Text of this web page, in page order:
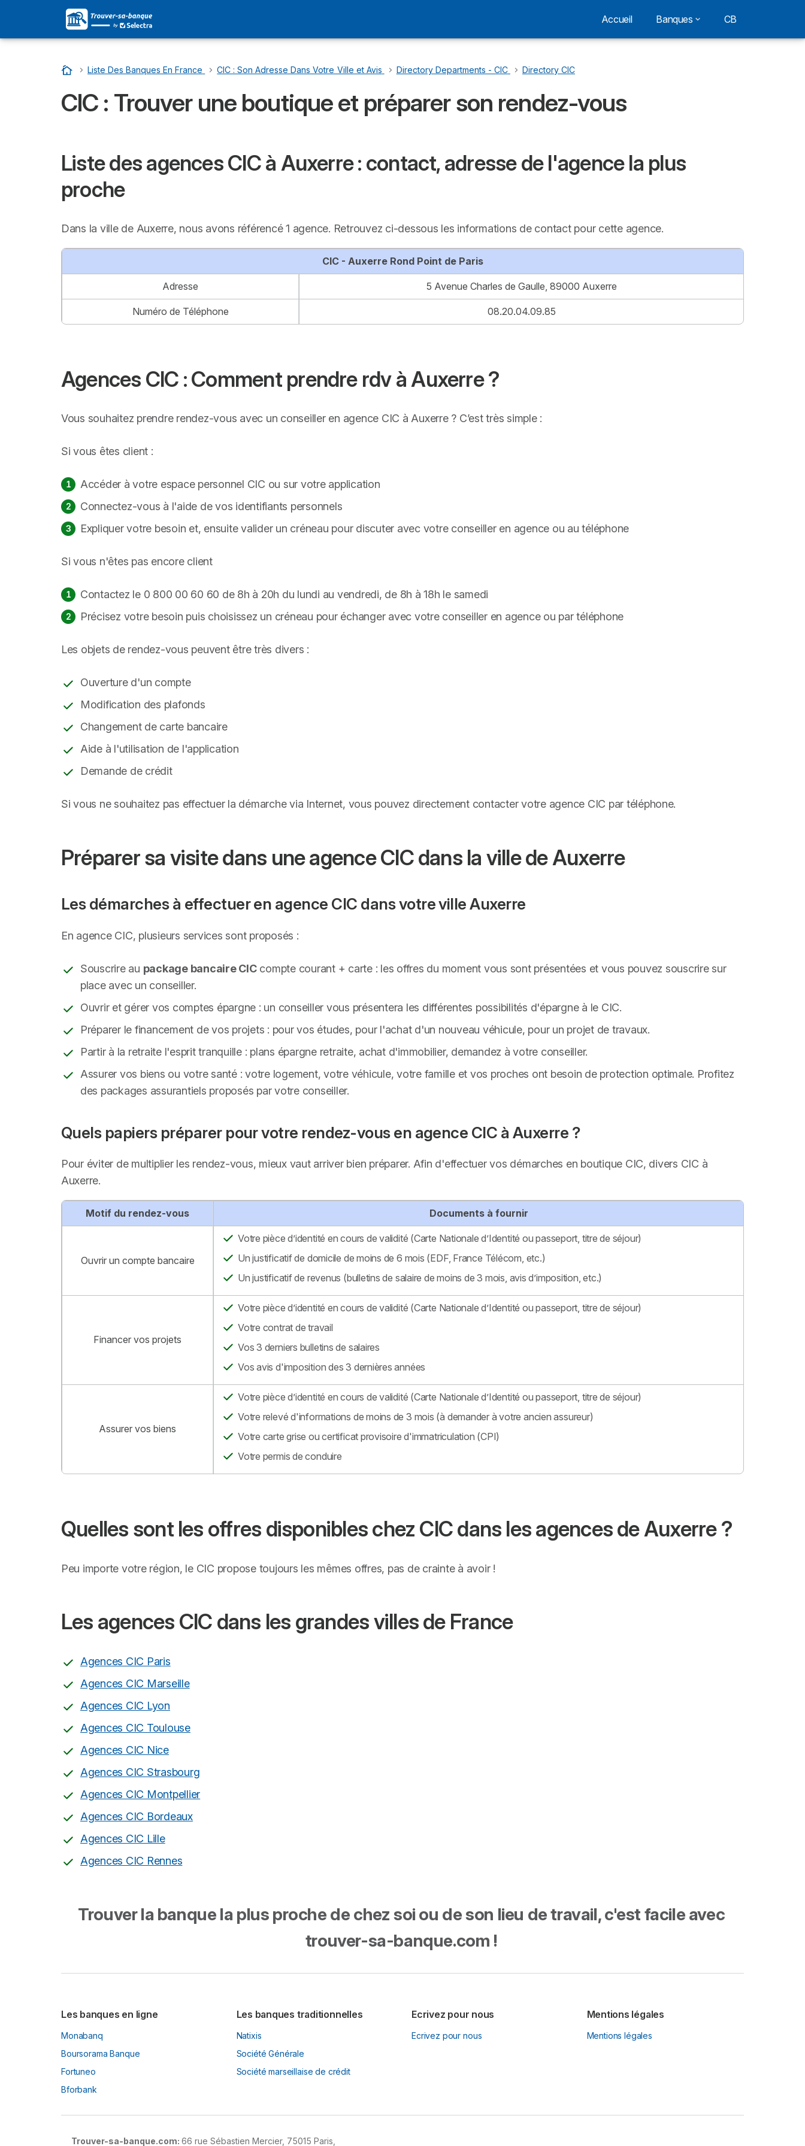
Accueil Banques CB
Accueil
…
Liste Des Banques En France …
CIC : Son Adresse Dans Votre Ville et Avis …
Directory Departments - CIC …
Directory CIC
CIC : Trouver une boutique et préparer son rendez-vous
Liste des agences CIC à Auxerre : contact, adresse de l'agence la plus
proche
Dans la ville de Auxerre, nous avons référencé 1 agence. Retrouvez ci-dessous les informations de contact pour cette agence.
CIC - Auxerre Rond Point de Paris
Adresse 5 Avenue Charles de Gaulle, 89000 Auxerre
Numéro de Téléphone 08.20.04.09.85
Agences CIC : Comment prendre rdv à Auxerre ?
Vous souhaitez prendre rendez-vous avec un conseiller en agence CIC à Auxerre ? C’est très simple :
Si vous êtes client :
Accéder à votre espace personnel CIC ou sur votre application
Connectez-vous à l'aide de vos identifiants personnels
Expliquer votre besoin et, ensuite valider un créneau pour discuter avec votre conseiller en agence ou au téléphone
Si vous n'êtes pas encore client
Contactez le 0 800 00 60 60 de 8h à 20h du lundi au vendredi, de 8h à 18h le samedi
Précisez votre besoin puis choisissez un créneau pour échanger avec votre conseiller en agence ou par téléphone
Les objets de rendez-vous peuvent être très divers :
Ouverture d'un compte
Modification des plafonds
Changement de carte bancaire
Aide à l'utilisation de l'application
Demande de crédit
Si vous ne souhaitez pas effectuer la démarche via Internet, vous pouvez directement contacter votre agence CIC par téléphone.
Préparer sa visite dans une agence CIC dans la ville de Auxerre
Les démarches à effectuer en agence CIC dans votre ville Auxerre
En agence CIC, plusieurs services sont proposés :
Souscrire au package bancaire CICcompte courant + carte : les offres du moment vous sont présentées et vous pouvez souscrire sur
place avec un conseiller.
Ouvrir et gérer vos comptes épargne : un conseiller vous présentera les différentes possibilités d'épargne à le CIC.
Préparer le financement de vos projets : pour vos études, pour l'achat d'un nouveau véhicule, pour un projet de travaux.
Partir à la retraite l'esprit tranquille : plans épargne retraite, achat d'immobilier, demandez à votre conseiller.
Assurer vos biens ou votre santé : votre logement, votre véhicule, votre famille et vos proches ont besoin de protection optimale. Profitez
des packages assurantiels proposés par votre conseiller.
Quels papiers préparer pour votre rendez-vous en agence CIC à Auxerre ?
Pour éviter de multiplier les rendez-vous, mieux vaut arriver bien préparer. Afin d'effectuer vos démarches en boutique CIC, divers CIC à
Auxerre.
Motif du rendez-vous Documents à fournir
Ouvrir un compte bancaire
Votre pièce d’identité en cours de validité (Carte Nationale d’Identité ou passeport, titre de séjour)
Un justificatif de domicile de moins de 6 mois (EDF, France Télécom, etc.)
Un justificatif de revenus (bulletins de salaire de moins de 3 mois, avis d’imposition, etc.)
Financer vos projets
Votre pièce d’identité en cours de validité (Carte Nationale d’Identité ou passeport, titre de séjour)
Votre contrat de travail
Vos 3 derniers bulletins de salaires
Vos avis d'imposition des 3 dernières années
Assurer vos biens
Votre pièce d’identité en cours de validité (Carte Nationale d’Identité ou passeport, titre de séjour)
Votre relevé d'informations de moins de 3 mois (à demander à votre ancien assureur)
Votre carte grise ou certificat provisoire d'immatriculation (CPI)
Votre permis de conduire
Quelles sont les offres disponibles chez CIC dans les agences de Auxerre ?
Peu importe votre région, le CIC propose toujours les mêmes offres, pas de crainte à avoir !
Les agences CIC dans les grandes villes de France
Agences CIC Paris
Agences CIC Marseille
Agences CIC Lyon
Agences CIC Toulouse
Agences CIC Nice
Agences CIC Strasbourg
Agences CIC Montpellier
Agences CIC Bordeaux
Agences CIC Lille
Agences CIC Rennes
Trouver la banque la plus proche de chez soi ou de son lieu de travail, c'est facile avec
trouver-sa-banque.com !
Les banques en ligne
Monabanq
Boursorama Banque
Fortuneo
Bforbank
Les banques traditionnelles
Natixis
Société Générale
Société marseillaise de crédit
Ecrivez pour nous
Ecrivez pour nous
Mentions légales
Mentions légales
Trouver-sa-banque.com: 66 rue Sébastien Mercier, 75015 Paris,